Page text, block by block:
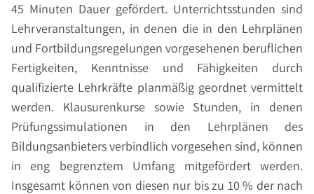
45 Minuten Dauer gefördert. Unterrichtsstunden sind
Lehrveranstaltungen, in denen die in den Lehrplänen
und Fortbildungsregelungen vorgesehenen beruflichen
Fertigkeiten, Kenntnisse und Fähigkeiten durch
qualifizierte Lehrkräfte planmäßig geordnet vermittelt
werden. Klausurenkurse sowie Stunden, in denen
Prüfungssimulationen in den Lehrplänen des
Bildungsanbieters verbindlich vorgesehen sind, können
in eng begrenztem Umfang mitgefördert werden.
Insgesamt können von diesen nur bis zu 10 % der nach